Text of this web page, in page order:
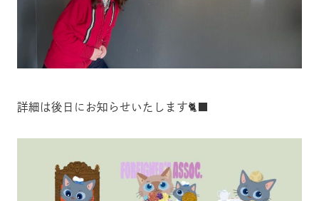
詳細は後日にお知らせいたします🐈‍⬛